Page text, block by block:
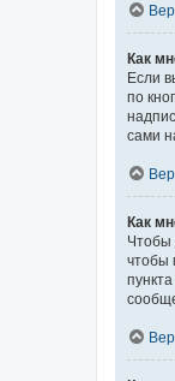
Как
Если
по
сами
Как
Чтобы
чтобы